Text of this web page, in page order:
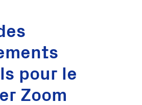
pour le
Zoom